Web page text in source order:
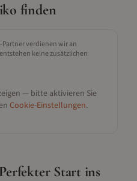
finden
verdienen wir an
keine zusätzlichen
— bitte aktivieren Sie
Cookie-Einstellungen.
Start ins